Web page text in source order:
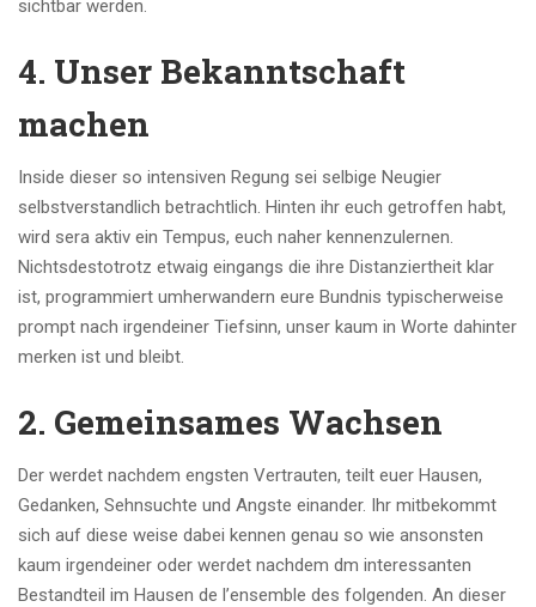
sichtbar werden.
4. Unser Bekanntschaft
machen
Inside dieser so intensiven Regung sei selbige Neugier
selbstverstandlich betrachtlich. Hinten ihr euch getroffen habt,
wird sera aktiv ein Tempus, euch naher kennenzulernen.
Nichtsdestotrotz etwaig eingangs die ihre Distanziertheit klar
ist, programmiert umherwandern eure Bundnis typischerweise
prompt nach irgendeiner Tiefsinn, unser kaum in Worte dahinter
merken ist und bleibt.
2. Gemeinsames Wachsen
Der werdet nachdem engsten Vertrauten, teilt euer Hausen,
Gedanken, Sehnsuchte und Angste einander. Ihr mitbekommt
sich auf diese weise dabei kennen genau so wie ansonsten
kaum irgendeiner oder werdet nachdem dm interessanten
Bestandteil im Hausen de l’ensemble des folgenden. An dieser